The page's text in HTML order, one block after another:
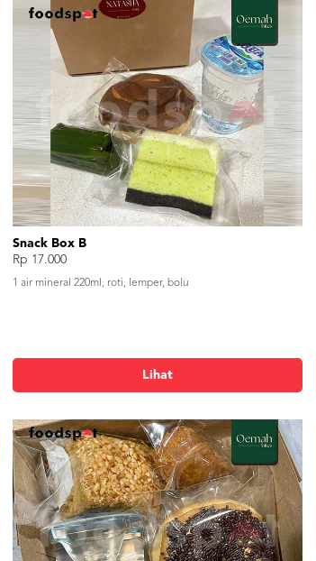
Snack Box B
Rp 17.000
1 air mineral 220ml, roti, lemper, bolu
Lihat